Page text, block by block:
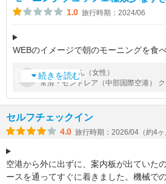
1.0 旅行時期：2024/06
WEBのイメージで朝のモーニングを食
チェックイン時には名前が間違って登
人スタッフは時間がかかり、隣にいた
続きを読む
byantan さん（女性）
常滑・セントレア（中部国際空港）
セルフチェックイン
4.0 旅行時期：2026/04（約4ヶ
空港から外に出ずに、案内板が出ていた
ースを通ってすぐに着きました。機械で